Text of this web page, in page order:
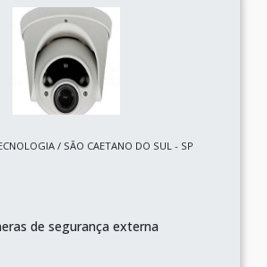
/ SÃO CAETANO DO SUL - SP
de segurança externa